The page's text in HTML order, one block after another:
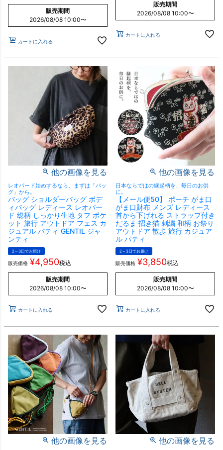
販売期間
2026/08/08 10:00〜
カートに入れる
販売期間
2026/08/08 10:00〜
カートに入れる
他の画像を見る
レオパード始めするなら、まずは「バッ
グ」から。
バッグ ショルダーバッグ ボデ
ィバッグ レディース レオパー
ド 総柄 しっかり生地 タフ ポケ
ット 旅行 アウトドア フェス カ
ジュアル パティ GENTIL ジャ
ンティ
2～3日でお届け
販売価格 ¥4,950税込
販売期間
2026/08/08 10:00〜
カートに入れる
他の画像を見る
日本ならではの縁起柄を、毎日のお供
に。
【メール便50】 ポーチ がま口
がま口財布 メンズ レディース
首から下げれる ストラップ付き
だるま 招き猫 刺繍 和柄 お祭り
アウトドア 散歩 旅行 カジュア
ル パティ
2～3日でお届け
販売価格 ¥3,850税込
販売期間
2026/08/08 10:00〜
カートに入れる
他の画像を見る 他の画像を見る